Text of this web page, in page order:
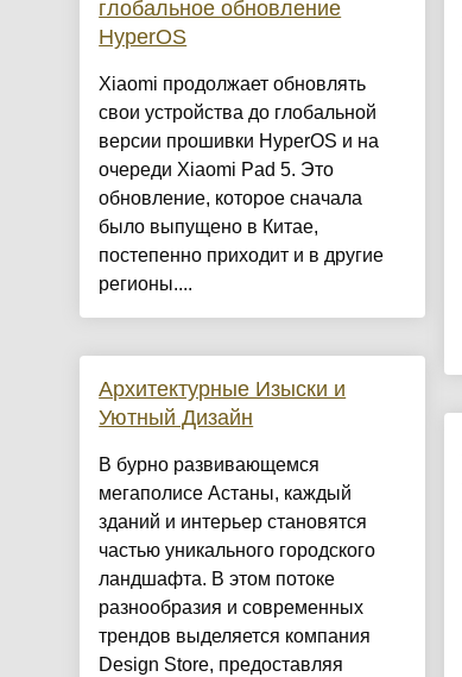
глобальное обновление
HyperOS
Xiaomi продолжает обновлять
свои устройства до глобальной
версии прошивки HyperOS и на
очереди Xiaomi Pad 5. Это
обновление, которое сначала
было выпущено в Китае,
постепенно приходит и в другие
регионы....
Архитектурные Изыски и
Уютный Дизайн
​В бурно развивающемся
мегаполисе Астаны, каждый
зданий и интерьер становятся
частью уникального городского
ландшафта. В этом потоке
разнообразия и современных
трендов выделяется компания
Design Store, предоставляя